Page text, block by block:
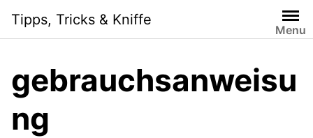
content
Tipps, Tricks & Kniffe
Menu
gebrauchsanweisu
ng